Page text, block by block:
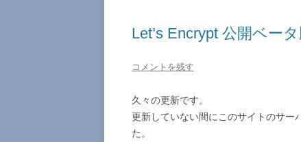
Let’s Encrypt 公開ベー
コメントを残す
久々の更新です。
更新していない間にこのサイトのサー
た。